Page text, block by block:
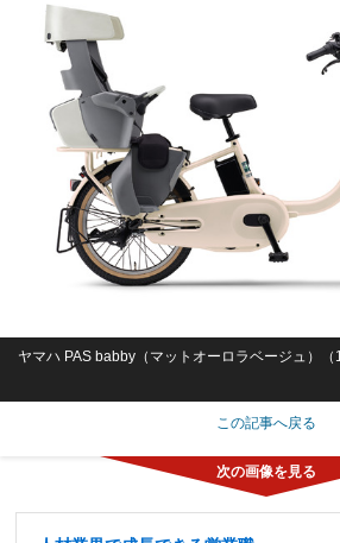
ヤマハ PAS babby（マットオーロラベージュ）（
この記事へ戻る